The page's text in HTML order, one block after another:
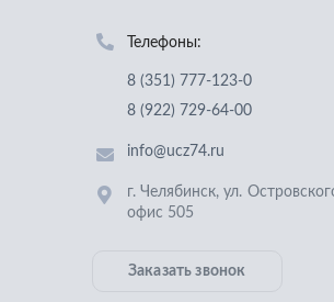
8 (351) 777-123-0
8 (922) 729-64-00
info@ucz74.ru
г. Челябинск
офис 505